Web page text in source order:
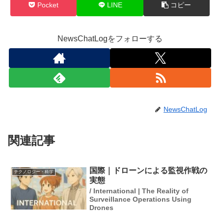
Pocket LINE コピー
NewsChatLogをフォローする
NewsChatLog
関連記事
テクノロジー・科学
国際｜ドローンによる監視作戦の
実態
/ International | The Reality of
Surveillance Operations Using
Drones